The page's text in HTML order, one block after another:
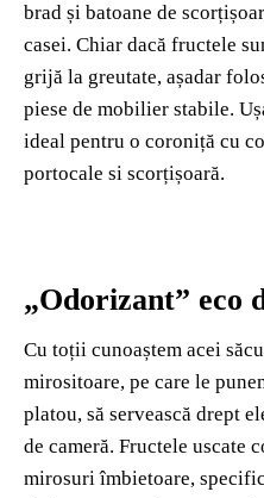
brad și batoane de
casei. Chiar dacă fructele
grijă la greutate, așadar
piese de mobilier stabile.
ideal pentru o coroniță cu
portocale si scorțișoară.
„Odorizant” eco
Cu toții cunoaștem acei
mirositoare, pe care le
platou, să servească drept
de cameră. Fructele uscate
mirosuri îmbietoare,